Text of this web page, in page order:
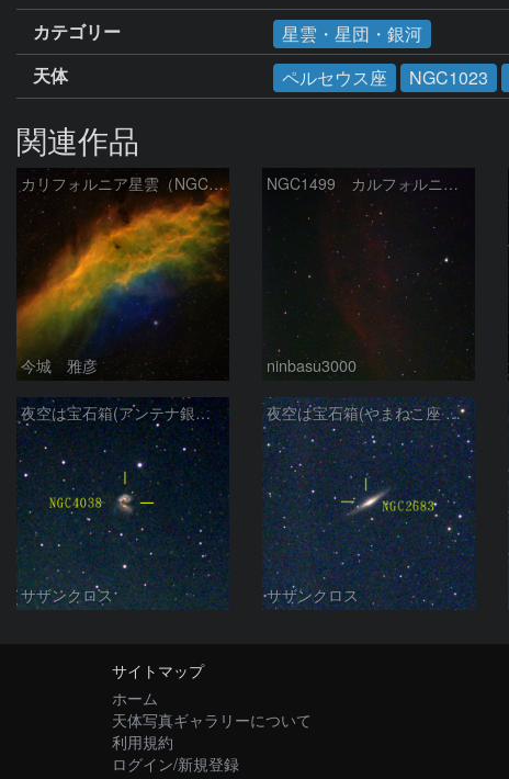
カテゴリー
星雲・星団・銀河
天体
ペルセウス座 NGC1023
関連作品
カリフォルニア星雲（NGC 1499）
今城 雅彦
NGC1499 カルフォルニア星雲
ninbasu3000
夜空は宝石箱(アンテナ銀河 NGC4038) Seestar50
サザンクロス
夜空は宝石箱(やまねこ座 NGC2683) Seestar50
サザンクロス
サイトマップ
ホーム
天体写真ギャラリーについて
利用規約
ログイン/新規登録